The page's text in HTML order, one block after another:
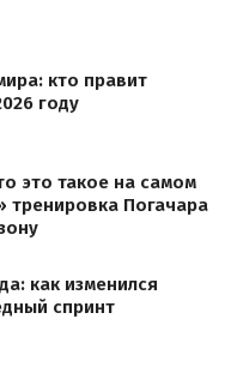
кто правит
году
это такое на самом
тренировка Погачара
как изменился
спринт